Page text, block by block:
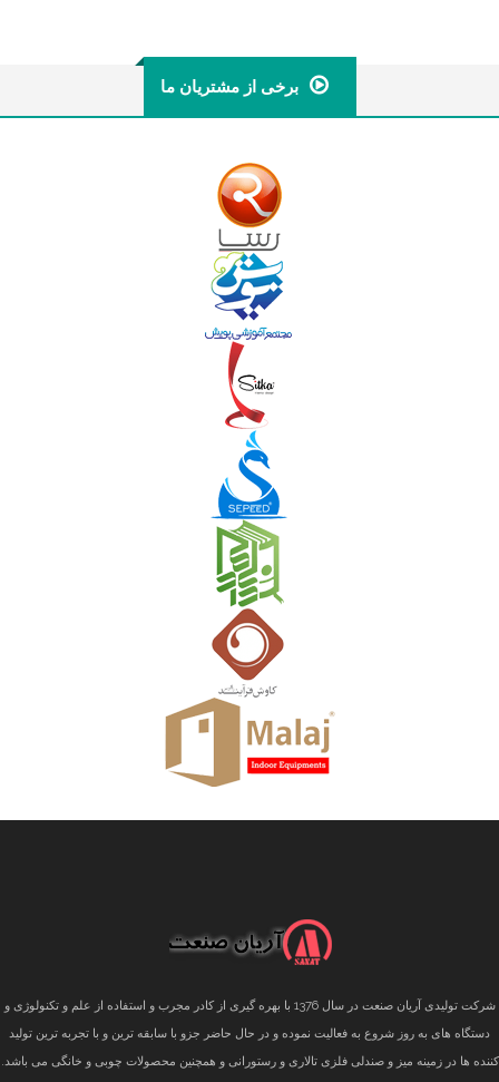
برخی از مشتریان ما
شرکت تولیدی آریان صنعت در سال 1376 با بهره گیری از کادر مجرب و استفاده از علم و تکنولوژی و
دستگاه های به روز شروع به فعالیت نموده و در حال حاضر جزو با سابقه ترین و با تجربه ترین تولید
کننده ها در زمینه میز و صندلی فلزی تالاری و رستورانی و همچنین محصولات چوبی و خانگی می باشد.